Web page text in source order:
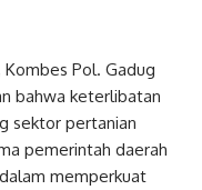
Pol. Gadug
bahwa keterlibatan
sektor pertanian
pemerintah daerah
memperkuat